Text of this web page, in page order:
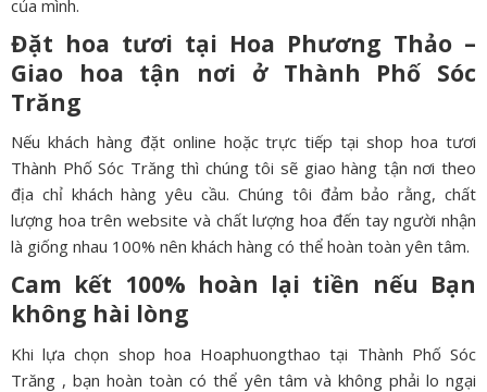
của mình.
Đặt hoa tươi tại Hoa Phương Thảo –
Giao hoa tận nơi ở Thành Phố Sóc
Trăng
Nếu khách hàng đặt online hoặc trực tiếp tại shop hoa tươi
Thành Phố Sóc Trăng thì chúng tôi sẽ giao hàng tận nơi theo
địa chỉ khách hàng yêu cầu. Chúng tôi đảm bảo rằng, chất
lượng hoa trên website và chất lượng hoa đến tay người nhận
là giống nhau 100% nên khách hàng có thể hoàn toàn yên tâm.
Cam kết 100% hoàn lại tiền nếu Bạn
không hài lòng
Khi lựa chọn shop hoa Hoaphuongthao tại Thành Phố Sóc
Trăng , bạn hoàn toàn có thể yên tâm và không phải lo ngại